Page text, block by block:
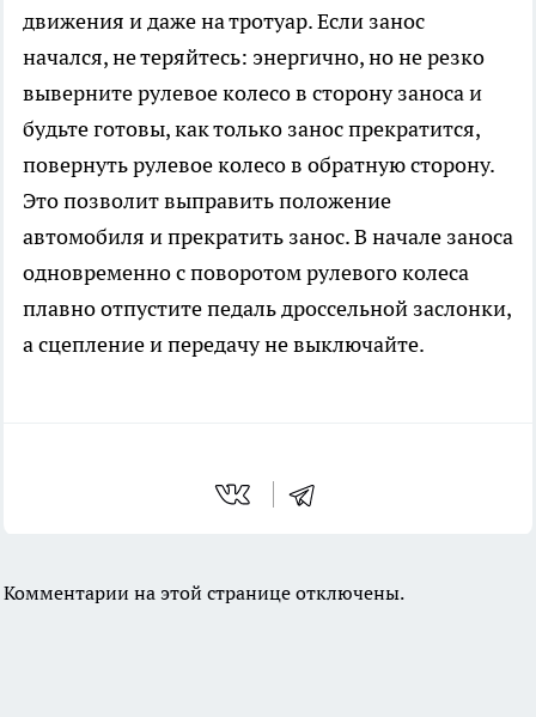
движения и даже на тротуар. Если занос
начался, не теряйтесь: энергично, но не резко
выверните рулевое колесо в сторону заноса и
будьте готовы, как только занос прекратится,
повернуть рулевое колесо в обратную сторону.
Это позволит выправить положение
автомобиля и прекратить занос. В начале заноса
одновременно с поворотом рулевого колеса
плавно отпустите педаль дроссельной заслонки,
а сцепление и передачу не выключайте.
Комментарии на этой странице отключены.